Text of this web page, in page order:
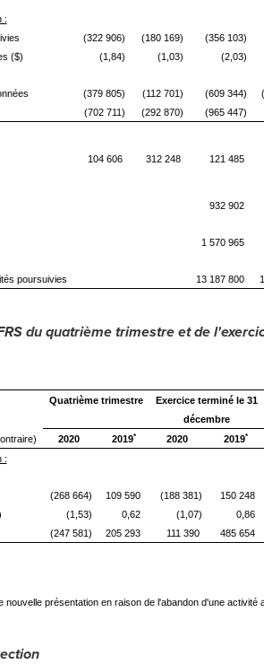
:
(322 906) (180 169) (356 103)
($)
(1,84) (1,03) (2,03)
(379 805) (112 701) (609 344)
(702 711) (292 870) (965 447)
104 606 312 248 121 485
932 902
1 570 965
poursuivies 13 187 800
du quatrième trimestre et de
Quatrième trimestre
Exercice terminé le 31
décembre
2020
2019* 2020 2019*
:
(268 664) 109 590 (188 381)
150 248
(1,53) 0,62 (1,07)
0,86
(247 581) 205 293 111 390 485 654
nouvelle présentation en raison de l'abandon d'une